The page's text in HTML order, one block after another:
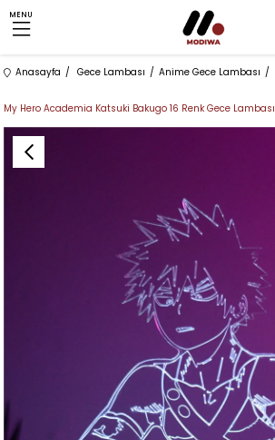
MENU
Anasayfa Gece Lambası Anime Gece Lambası
My Hero Academia Katsuki Bakugo 16 Renk Gece Lambası